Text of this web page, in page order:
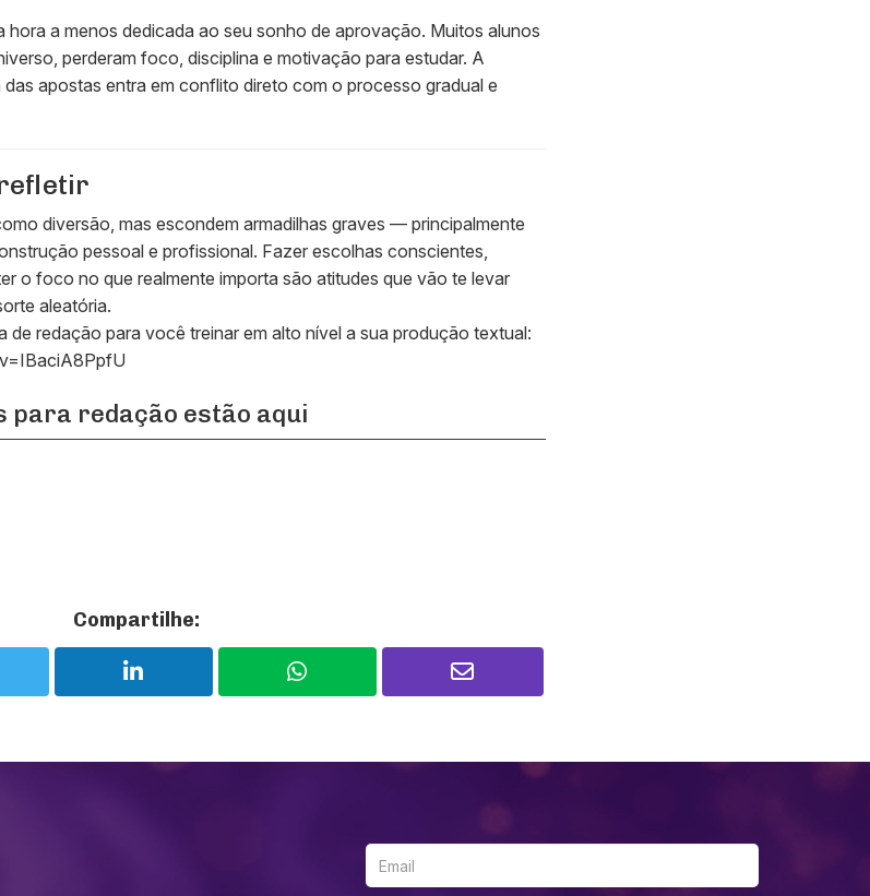
hora a menos dedicada ao seu sonho de aprovação. Muitos alunos
perderam foco, disciplina e motivação para estudar. A
apostas entra em conflito direto com o processo gradual e
refletir
diversão, mas escondem armadilhas graves — principalmente
pessoal e profissional. Fazer escolhas conscientes,
o foco no que realmente importa são atitudes que vão te levar
aleatória.
de redação para você treinar em alto nível a sua produção textual:
para redação estão aqui
Compartilhe: